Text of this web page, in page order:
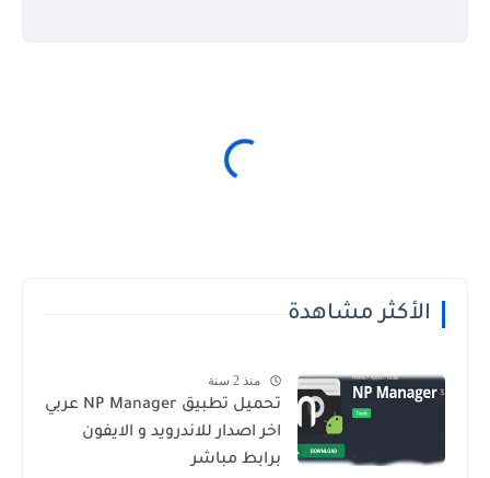
الأكثر مشاهدة
منذ 2 سنة
تحميل تطبيق NP Manager عربي
اخر اصدار للاندرويد و الايفون
برابط مباشر